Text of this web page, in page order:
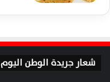
شعار جريدة الوطن اليوم